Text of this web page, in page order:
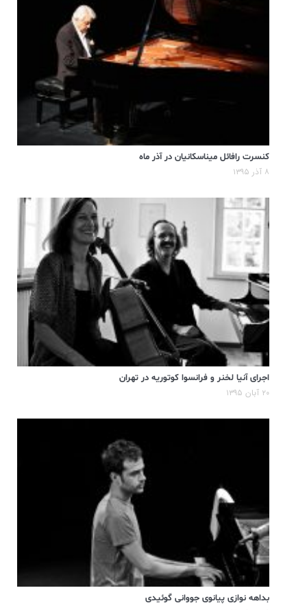
کنسرت رافائل میناسکانیان در آذر ماه
۸ آذر ۱۳۹۵
اجرای آنیا لخنر و فرانسوا کوتوریه در تهران
۲۰ آبان ۱۳۹۵
بداهه نوازی پیانوی جووانی گوئیدی